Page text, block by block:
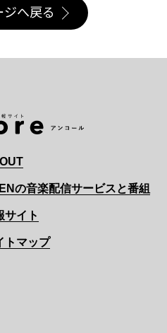
ジへ戻る
の音楽配信サービスと番組
サイト
トマップ